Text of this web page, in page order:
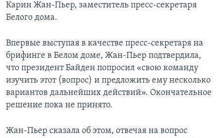
Карин Жан-Пьер, заместитель пресс-секретаря
Белого дома.
Впервые выступая в качестве пресс-секретаря на
брифинге в Белом доме, Жан-Пьер подтвердила,
что президент Байден попросил «свою команду
изучить этот (вопрос) и предложить ему несколько
вариантов дальнейших действий». Окончательное
решение пока не принято.
Жан-Пьер сказала об этом, отвечая на вопрос